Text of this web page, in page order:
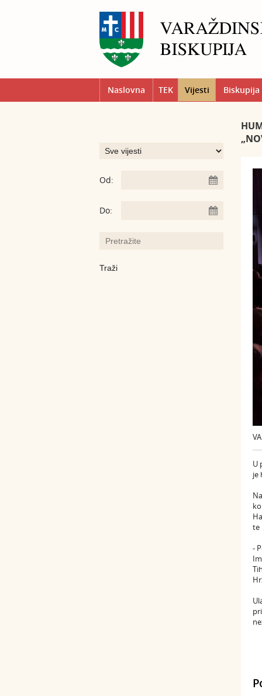
Naslovna TEK Vijesti Biskupija
Od:
Do:
U
je
te
-